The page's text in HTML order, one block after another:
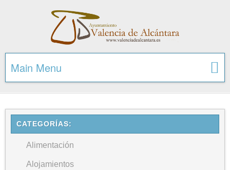
Main Menu
CATEGORÍAS:
Alimentación
Alojamientos